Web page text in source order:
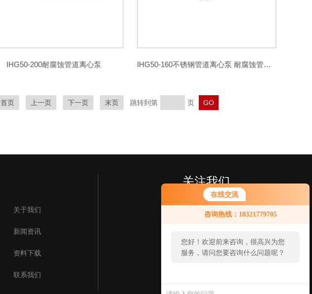
在线交流
咨询热线：18321779705
您好！欢迎前来咨询，很高兴为您
服务，请问您要咨询什么问题呢？
好，
IHG50-200耐腐蚀管道离心泵 IHG50-160不锈钢管道离心泵 耐腐蚀管道泵
首页 上一页 下一页 末页 跳转到第 页
关于我们
新闻资讯
资料下载
联系我们
关注我们